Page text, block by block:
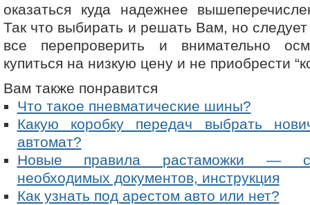
оказаться куда надежнее
Так что выбирать и решать Вам, но
все перепроверить и внимательно
купиться на низкую цену и не приобрести
Вам также понравится
Что такое пневматические шины?
Какую коробку передач выбрать
автомат?
Новые правила растаможки —
необходимых документов, инструкция
Как узнать под арестом авто или нет?